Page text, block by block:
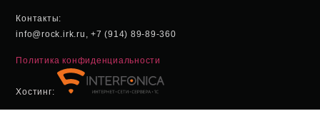
Контакты:
info@rock.irk.ru, +7 (914) 89-89-360
Политика конфиденциальности
Хостинг: